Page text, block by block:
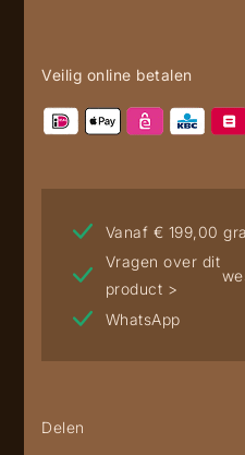
Veilig online betalen
Vanaf € 199,00
Vragen over dit
product >
WhatsApp
Delen